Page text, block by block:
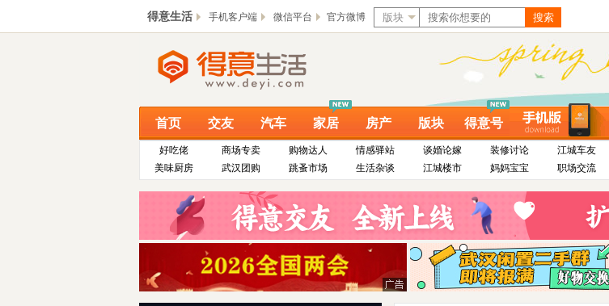
得意生活 手机客户端 微信平台 官方微博 版块 搜索
首页 交友 汽车 家居 房产 版块 得意号
好吃佬
商场专卖 购物达人 情感驿站 谈婚论嫁 装修讨论 江城车友
美味厨房
武汉团购 跳蚤市场 生活杂谈 江城楼市 妈妈宝宝 职场交流